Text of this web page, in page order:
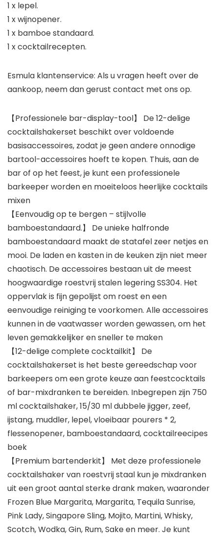
1 x lepel.
1 x wijnopener.
1 x bamboe standaard.
1 x cocktailrecepten.
Esmula klantenservice: Als u vragen heeft over de
aankoop, neem dan gerust contact met ons op.
【Professionele bar-display-tool】 De 12-delige
cocktailshakerset beschikt over voldoende
basisaccessoires, zodat je geen andere onnodige
bartool-accessoires hoeft te kopen. Thuis, aan de
bar of op het feest, je kunt een professionele
barkeeper worden en moeiteloos heerlijke cocktails
mixen
【Eenvoudig op te bergen – stijlvolle
bamboestandaard.】 De unieke halfronde
bamboestandaard maakt de statafel zeer netjes en
mooi. De laden en kasten in de keuken zijn niet meer
chaotisch. De accessoires bestaan uit de meest
hoogwaardige roestvrij stalen legering SS304. Het
oppervlak is fijn gepolijst om roest en een
eenvoudige reiniging te voorkomen. Alle accessoires
kunnen in de vaatwasser worden gewassen, om het
leven gemakkelijker en sneller te maken
【12-delige complete cocktailkit】 De
cocktailshakerset is het beste gereedschap voor
barkeepers om een grote keuze aan feestcocktails
of bar-mixdranken te bereiden. Inbegrepen zijn 750
ml cocktailshaker, 15/30 ml dubbele jigger, zeef,
ijstang, muddler, lepel, vloeibaar pourers * 2,
flessenopener, bamboestandaard, cocktailreecipes
boek
【Premium bartenderkit】 Met deze professionele
cocktailshaker van roestvrij staal kun je mixdranken
uit een groot aantal sterke drank maken, waaronder
Frozen Blue Margarita, Margarita, Tequila Sunrise,
Pink Lady, Singapore Sling, Mojito, Martini, Whisky,
Scotch, Wodka, Gin, Rum, Sake en meer. Je kunt